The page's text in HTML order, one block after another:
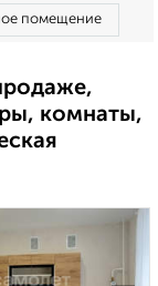
помещение
комнаты,